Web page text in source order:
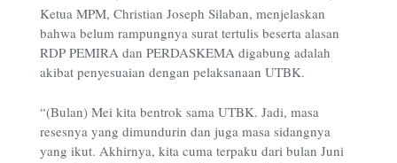
Ketua MPM, Christian Joseph Silaban, menjelaskan
bahwa belum rampungnya surat tertulis beserta alasan
RDP PEMIRA dan PERDASKEMA digabung adalah
akibat penyesuaian dengan pelaksanaan UTBK.
“(Bulan) Mei kita bentrok sama UTBK. Jadi, masa
resesnya yang dimundurin dan juga masa sidangnya
yang ikut. Akhirnya, kita cuma terpaku dari bulan Juni